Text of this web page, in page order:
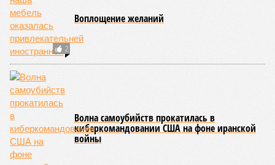
2
Воплощение желаний
Волна самоубийств прокатилась в
киберкомандовании США на фоне иранской
войны